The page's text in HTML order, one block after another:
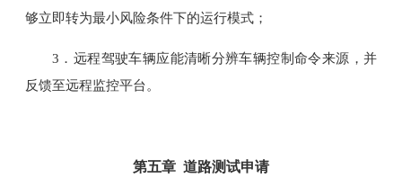
够立即转为最小风险条件下的运行模式；
3．远程驾驶车辆应能清晰分辨车辆控制命令来源，并
反馈至远程监控平台。
第五章 道路测试申请